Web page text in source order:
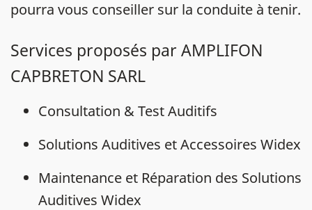
pourra vous conseiller sur la conduite à tenir.
Services proposés par AMPLIFON
CAPBRETON SARL
Consultation & Test Auditifs
Solutions Auditives et Accessoires Widex
Maintenance et Réparation des Solutions
Auditives Widex